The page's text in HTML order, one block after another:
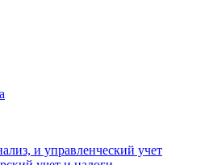
и управленческий учет